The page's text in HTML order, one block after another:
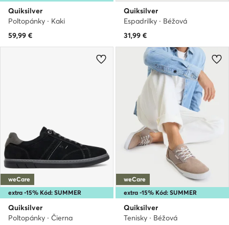
Quiksilver
Poltopánky · Kaki
59,99 €
Quiksilver
Espadrilky · Béžová
31,99 €
extra -15% Kód: SUMMER
weCare
Quiksilver
Poltopánky · Čierna
extra -15% Kód: SUMMER
weCare
Quiksilver
Tenisky · Béžová